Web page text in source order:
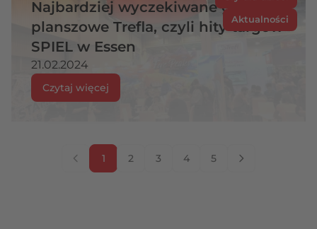
Najbardziej wyczekiwane gry
planszowe Trefla, czyli hity targów
SPIEL w Essen
21.02.2024
Czytaj więcej
Aktualności
Aktualnie czytasz stronę
1 Strona
2 Strona
3 Strona
4 Strona
5